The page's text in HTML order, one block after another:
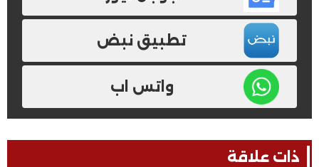
تطبيق نبض
واتس اب
ذات علاقة